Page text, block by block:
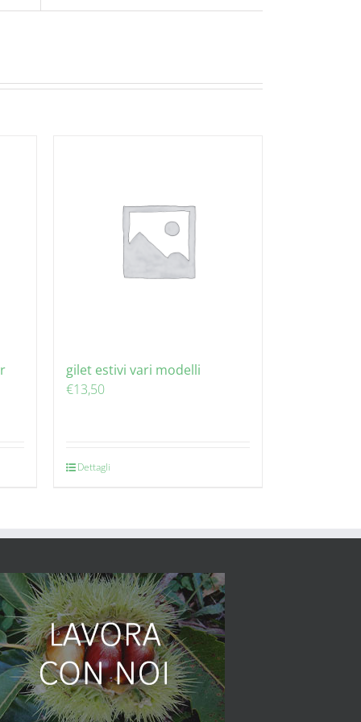
gilet estivi vari modelli
€13,50
Dettagli